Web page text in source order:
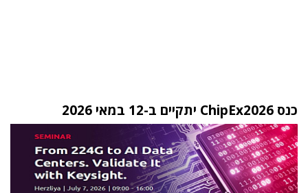
כנס ChipEx2026 יתקיים ב-12 במאי 2026